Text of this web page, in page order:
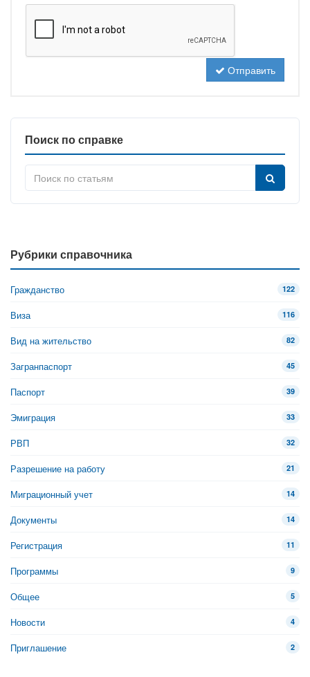
Отправить
Поиск по справке
Рубрики справочника
Гражданство 122
Виза 116
Вид на жительство 82
Загранпаспорт 45
Паспорт 39
Эмиграция 33
РВП 32
Разрешение на работу 21
Миграционный учет 14
Документы 14
Регистрация 11
Программы 9
Общее 5
Новости 4
Приглашение 2